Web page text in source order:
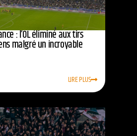
: l’OL éliminé aux tirs
malgré un incroyable
LIRE PLUS